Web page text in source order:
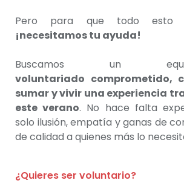
Pero para que todo esto
¡necesitamos tu ayuda!
Buscamos un
voluntariado comprometido,
sumar y vivir una experiencia
este verano. No hace falta
solo ilusión, empatía y ganas de
de calidad a quienes más lo
¿Quieres ser voluntario?